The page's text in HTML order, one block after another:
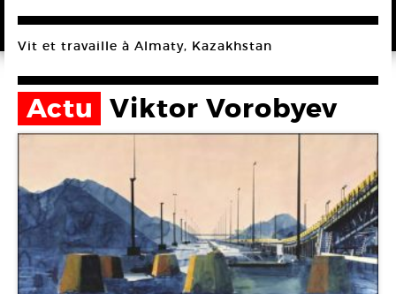
Vit et travaille à Almaty, Kazakhstan
Actu Viktor Vorobyev